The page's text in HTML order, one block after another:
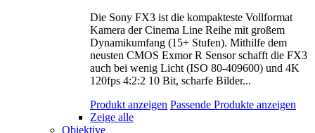
Die Sony FX3 ist die kompakteste Vollformat
Kamera der Cinema Line Reihe mit großem
Dynamikumfang (15+ Stufen). Mithilfe dem
neusten CMOS Exmor R Sensor schafft die FX3
auch bei wenig Licht (ISO 80-409600) und 4K
120fps 4:2:2 10 Bit, scharfe Bilder...
Produkt anzeigen Passende Produkte anzeigen
Zeige alle
Objektive